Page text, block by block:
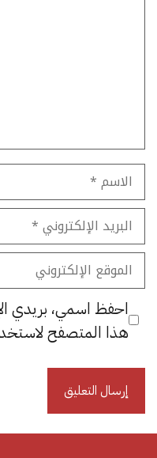
الاسم
البريد
الإلكتروني
الموقع
الإلكتروني
احفظ اسمي، بريدي
هذا المتصفح